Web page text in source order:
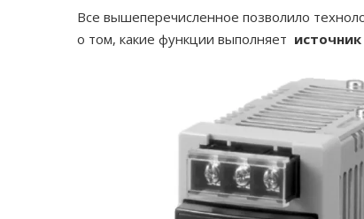
Все вышеперечисленное позволило
о том, какие функции выполняет источник